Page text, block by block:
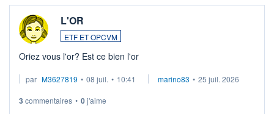
L'OR
ETF ET OPCVM
Oriez vous l'or? Est ce bien l'or
par M3627819 • 08 juil. • 10:41 marino83 • 25 juil. 2026
3 commentaires • 0j'aime